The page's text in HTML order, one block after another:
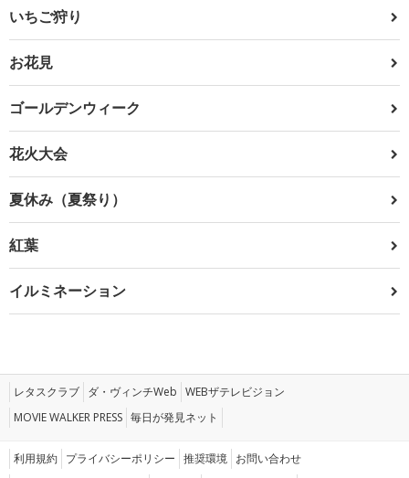
いちご狩り
お花見
ゴールデンウィーク
花火大会
夏休み（夏祭り）
紅葉
イルミネーション
レタスクラブ ダ・ヴィンチWeb WEBザテレビジョン
MOVIE WALKER PRESS 毎日が発見ネット
利用規約 プライバシーポリシー 推奨環境 お問い合わせ